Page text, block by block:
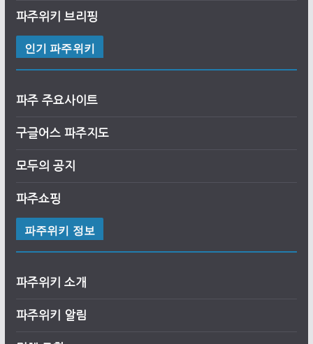
파주위키 브리핑
인기 파주위키
파주 주요사이트
구글어스 파주지도
모두의 공지
파주쇼핑
파주위키 정보
파주위키 소개
파주위키 알림